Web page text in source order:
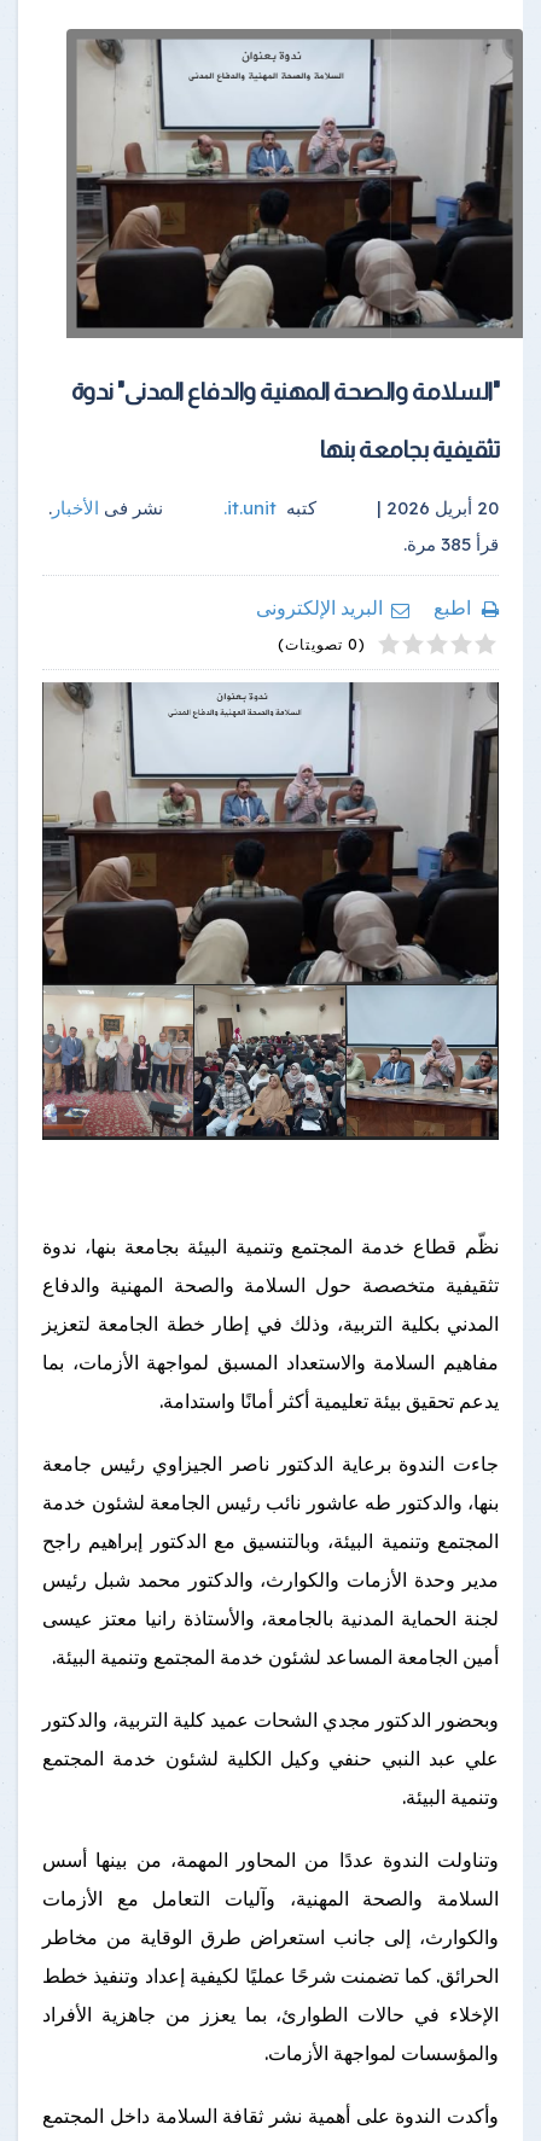
"السلامة والصحة المهنية والدفاع المدنى" ندوة
تثقيفية بجامعة بنها
20 أبريل 2026 | كتبه it.unit
. نشر فى الأخبار .
قرأ 385 مرة.
اطبع
البريد الإلكترونى
1
2
3
4
5 (0 تصويتات)
نظّم قطاع خدمة المجتمع وتنمية البيئة بجامعة بنها، ندوة
تثقيفية متخصصة حول السلامة والصحة المهنية والدفاع
المدني بكلية التربية، وذلك في إطار خطة الجامعة لتعزيز
مفاهيم السلامة والاستعداد المسبق لمواجهة الأزمات، بما
يدعم تحقيق بيئة تعليمية أكثر أمانًا واستدامة.
جاءت الندوة برعاية الدكتور ناصر الجيزاوي رئيس جامعة
بنها، والدكتور طه عاشور نائب رئيس الجامعة لشئون خدمة
المجتمع وتنمية البيئة، وبالتنسيق مع الدكتور إبراهيم راجح
مدير وحدة الأزمات والكوارث، والدكتور محمد شبل رئيس
لجنة الحماية المدنية بالجامعة، والأستاذة رانيا معتز عيسى
أمين الجامعة المساعد لشئون خدمة المجتمع وتنمية البيئة.
وبحضور الدكتور مجدي الشحات عميد كلية التربية، والدكتور
علي عبد النبي حنفي وكيل الكلية لشئون خدمة المجتمع
وتنمية البيئة.
وتناولت الندوة عددًا من المحاور المهمة، من بينها أسس
السلامة والصحة المهنية، وآليات التعامل مع الأزمات
والكوارث، إلى جانب استعراض طرق الوقاية من مخاطر
الحرائق. كما تضمنت شرحًا عمليًا لكيفية إعداد وتنفيذ خطط
الإخلاء في حالات الطوارئ، بما يعزز من جاهزية الأفراد
والمؤسسات لمواجهة الأزمات.
وأكدت الندوة على أهمية نشر ثقافة السلامة داخل المجتمع